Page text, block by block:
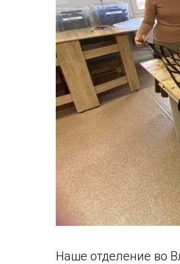
Наше отделение во